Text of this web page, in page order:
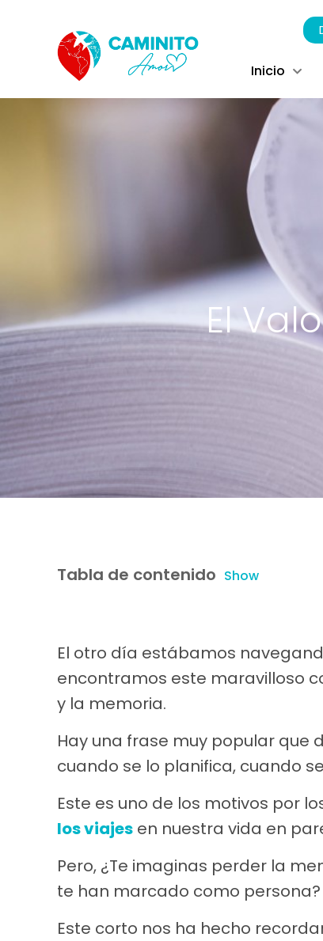
Inicio
El
Tabla de contenido Show
El otro día estábamos
encontramos este maravilloso
y la memoria.
Hay una frase muy popular que
cuando se lo planifica, cuando
Este es uno de los motivos por
los viajes en nuestra vida en
Pero, ¿Te imaginas perder la
te han marcado como persona?
Este corto nos ha hecho